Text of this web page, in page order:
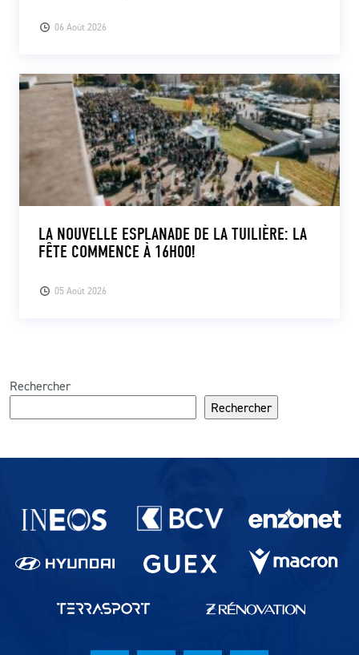
06 Août 2026
05 Août 2026
LA NOUVELLE ESPLANADE DE LA TUILIÈRE: LA
FÊTE COMMENCE À 16H00!
Rechercher
Rechercher
Partenaires du lausanne-Sport